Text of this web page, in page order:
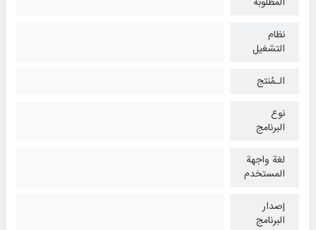
نظام
التشغیل
الـمُنتج
نوع
البرنامج
لغة واجهة
المستخدم
إصدار
البرنامج